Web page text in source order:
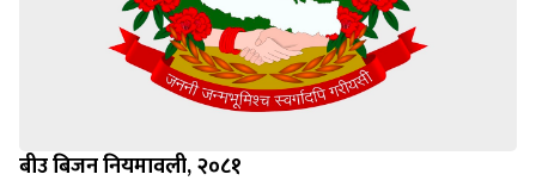
बीउ बिजन नियमावली, २०८१